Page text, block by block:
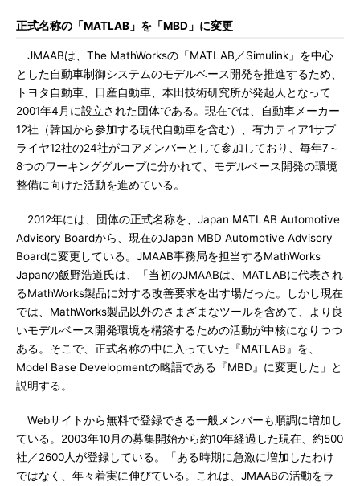
正式名称の「MATLAB」を「MBD」に変更
JMAABは、The MathWorksの「MATLAB／Simulink」を中心
とした自動車制御システムのモデルベース開発を推進するため、
トヨタ自動車、日産自動車、本田技術研究所が発起人となって
2001年4月に設立された団体である。現在では、自動車メーカー
12社（韓国から参加する現代自動車を含む）、有力ティア1サプ
ライヤ12社の24社がコアメンバーとして参加しており、毎年7～
8つのワーキンググループに分かれて、モデルベース開発の環境
整備に向けた活動を進めている。
2012年には、団体の正式名称を、Japan MATLAB Automotive
Advisory Boardから、現在のJapan MBD Automotive Advisory
Boardに変更している。JMAAB事務局を担当するMathWorks
Japanの飯野浩道氏は、「当初のJMAABは、MATLABに代表され
るMathWorks製品に対する改善要求を出す場だった。しかし現在
では、MathWorks製品以外のさまざまなツールを含めて、より良
いモデルベース開発環境を構築するための活動が中核になりつつ
ある。そこで、正式名称の中に入っていた『MATLAB』を、
Model Base Developmentの略語である『MBD』に変更した」と
説明する。
Webサイトから無料で登録できる一般メンバーも順調に増加し
ている。2003年10月の募集開始から約10年経過した現在、約500
社／2600人が登録している。「ある時期に急激に増加したわけ
ではなく、年々着実に伸びている。これは、JMAABの活動をラ